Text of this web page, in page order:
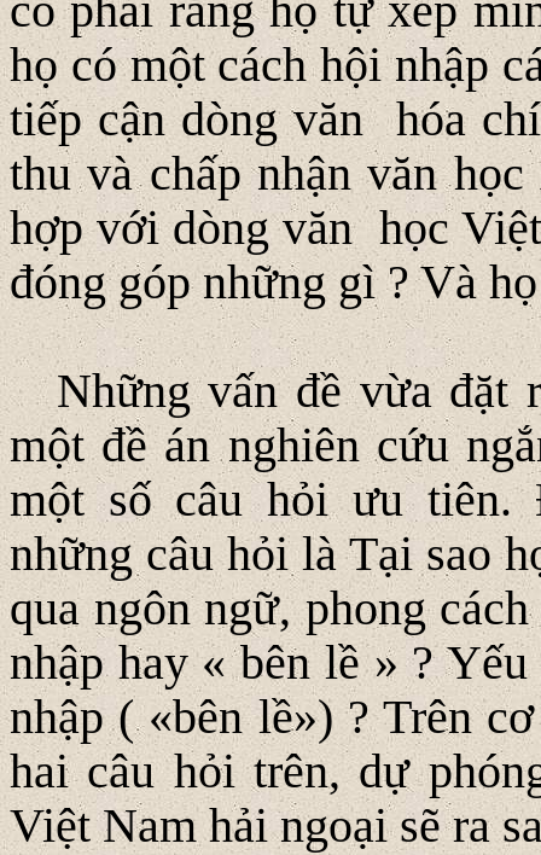
họ có một cách hội nhập
tiếp cận dòng văn hóa
thu và chấp nhận văn
hợp với dòng văn học
đóng góp những gì ? Và
Những vấn đề vừa đặt
một đề án nghiên cứu
một số câu hỏi ưu
những câu hỏi là Tại sao
qua ngôn ngữ, phong
nhập hay « bên lề » ?
nhập ( «bên lề») ? Trên
hai câu hỏi trên, dự
Việt Nam hải ngoại sẽ ra